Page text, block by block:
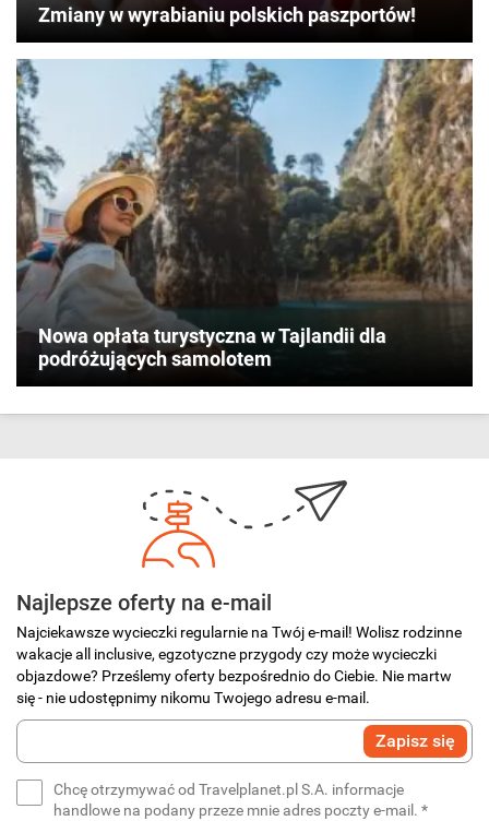
Zmiany w wyrabianiu polskich paszportów!
Nowa opłata turystyczna w Tajlandii dla
podróżujących samolotem
Najlepsze oferty na e-mail
Najciekawsze wycieczki regularnie na Twój e-mail! Wolisz rodzinne
wakacje all inclusive, egzotyczne przygody czy może wycieczki
objazdowe? Prześlemy oferty bezpośrednio do Ciebie. Nie martw
się - nie udostępnimy nikomu Twojego adresu e-mail.
Wprowadź
swój
Zapisz się
Chcę otrzymywać od Travelplanet.pl S.A. informacje
handlowe na podany przeze mnie adres poczty e-mail. *